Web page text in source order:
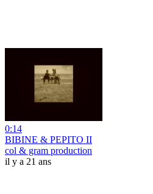
0:14
BIBINE & PEPITO II
col & gram production
il y a 21 ans